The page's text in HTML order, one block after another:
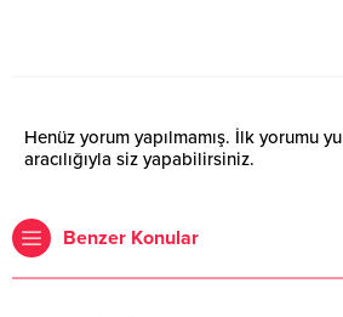
Henüz yorum yapılmamış. İlk yorumu
aracılığıyla siz yapabilirsiniz.
Benzer Konular